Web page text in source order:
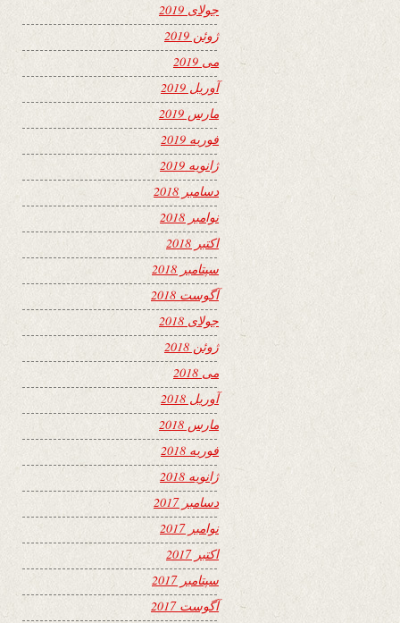
جولای 2019
ژوئن 2019
می 2019
آوریل 2019
مارس 2019
فوریه 2019
ژانویه 2019
دسامبر 2018
نوامبر 2018
اکتبر 2018
سپتامبر 2018
آگوست 2018
جولای 2018
ژوئن 2018
می 2018
آوریل 2018
مارس 2018
فوریه 2018
ژانویه 2018
دسامبر 2017
نوامبر 2017
اکتبر 2017
سپتامبر 2017
آگوست 2017